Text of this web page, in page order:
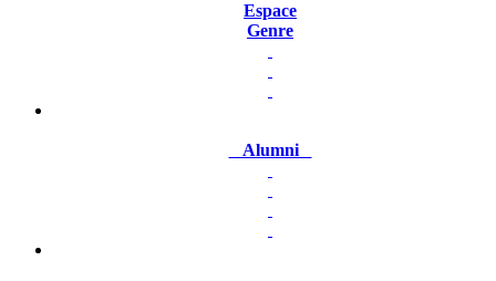
Espace
Genre
Alumni